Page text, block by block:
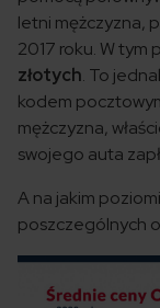
letni mężczyzna,
2017 roku. W tym
złotych. To
kodem
mężczyzna,
swojego auta
A na jakim
poszczególnych